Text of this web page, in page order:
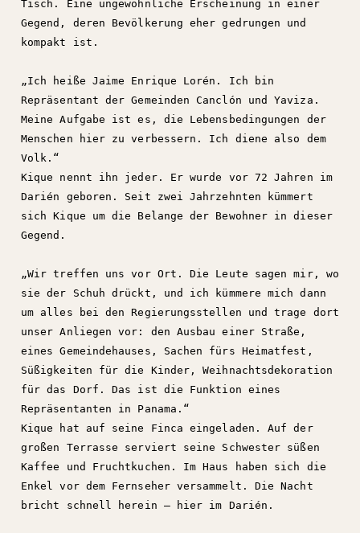
Tisch. Eine ungewöhnliche Erscheinung in einer
Gegend, deren Bevölkerung eher gedrungen und
kompakt ist.
„Ich heiße Jaime Enrique Lorén. Ich bin
Repräsentant der Gemeinden Canclón und Yaviza.
Meine Aufgabe ist es, die Lebensbedingungen der
Menschen hier zu verbessern. Ich diene also dem
Volk.“
Kique nennt ihn jeder. Er wurde vor 72 Jahren im
Darién geboren. Seit zwei Jahrzehnten kümmert
sich Kique um die Belange der Bewohner in dieser
Gegend.
„Wir treffen uns vor Ort. Die Leute sagen mir, wo
sie der Schuh drückt, und ich kümmere mich dann
um alles bei den Regierungsstellen und trage dort
unser Anliegen vor: den Ausbau einer Straße,
eines Gemeindehauses, Sachen fürs Heimatfest,
Süßigkeiten für die Kinder, Weihnachtsdekoration
für das Dorf. Das ist die Funktion eines
Repräsentanten in Panama.“
Kique hat auf seine Finca eingeladen. Auf der
großen Terrasse serviert seine Schwester süßen
Kaffee und Fruchtkuchen. Im Haus haben sich die
Enkel vor dem Fernseher versammelt. Die Nacht
bricht schnell herein – hier im Darién.